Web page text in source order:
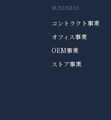
BUSINESS
コントラクト事業
オフィス事業
OEM事業
ストア事業